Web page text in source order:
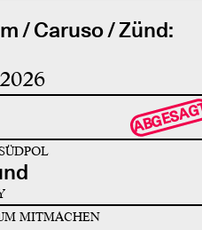
/ Caruso / Zünd:
MITMACHEN